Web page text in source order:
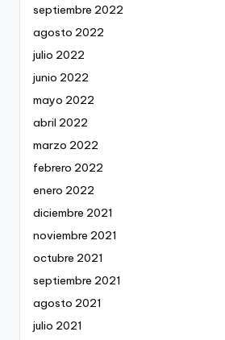
septiembre 2022
agosto 2022
julio 2022
junio 2022
mayo 2022
abril 2022
marzo 2022
febrero 2022
enero 2022
diciembre 2021
noviembre 2021
octubre 2021
septiembre 2021
agosto 2021
julio 2021